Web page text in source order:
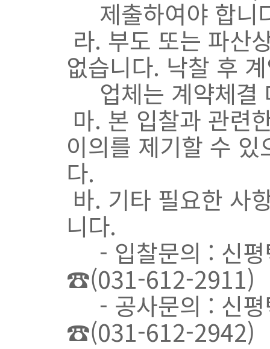
제출하여야 합니
라. 부도 또는 파산
없습니다. 낙찰 후
업체는 계약체결
마. 본 입찰과 관련
이의를 제기할 수
다.
바. 기타 필요한 사
니다.
- 입찰문의 : 신
☎(031-612-2911)
- 공사문의 : 신
☎(031-612-2942)